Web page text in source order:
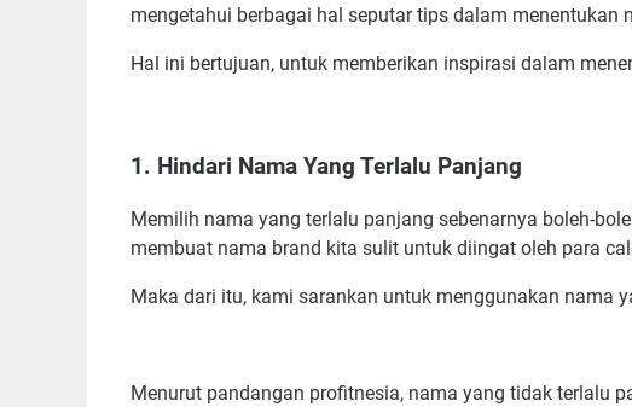
5. Sisipkan Kosakata Asing
6. Penggunaan Angka Dalam Nama Bisnis
Kumpulan Nama Bisnis Kue Cucur Unik & Artinya
Referensi Nama Bisnis Jajanan Kue Cucur Aesthetic
Manfaat Memakai Nama Bisnis Kue Cucur Yang Tepat
mengetahui berbagai hal seputar tips dalam menentukan
Hal ini bertujuan, untuk memberikan inspirasi dalam
1. Hindari Nama Yang Terlalu Panjang
Memilih nama yang terlalu panjang sebenarnya boleh-
membuat nama brand kita sulit untuk diingat oleh para
Maka dari itu, kami sarankan untuk menggunakan nama
Menurut pandangan profitnesia, nama yang tidak terlalu